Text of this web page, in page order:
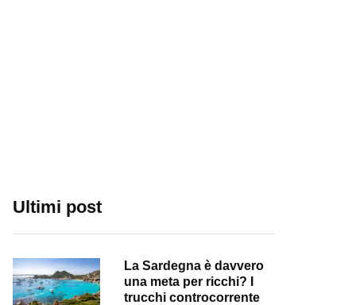
Ultimi post
La Sardegna è davvero
una meta per ricchi? I
trucchi controcorrente